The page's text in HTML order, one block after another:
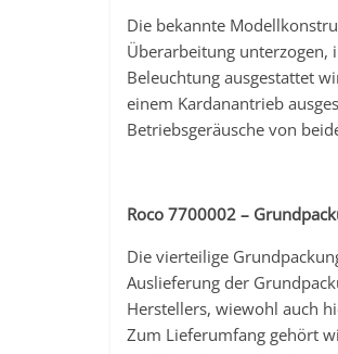
Die bekannte
Überarbeitung unterzogen,
Beleuchtung ausgestattet
einem Kardanantrieb
Betriebsgeräusche von
Roco 7700002 –
Die vierteilige
Auslieferung der
Herstellers, wiewohl auch
Zum Lieferumfang gehört